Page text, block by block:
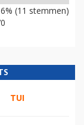
6% (11 stemmen)
TUI